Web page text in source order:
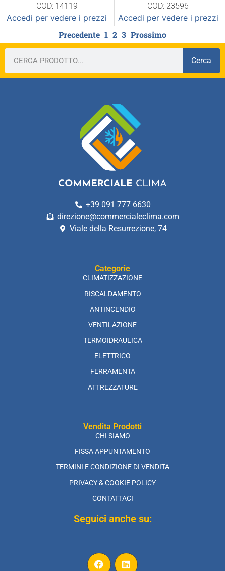
COD: 14119
Accedi per vedere i prezzi
COD: 23596
Accedi per vedere i prezzi
Precedente 1 2 3 Prossimo
Cerca
+39 091 777 6630
direzione@commercialeclima.com
Viale della Resurrezione, 74
Categorie
CLIMATIZZAZIONE
RISCALDAMENTO
ANTINCENDIO
VENTILAZIONE
TERMOIDRAULICA
ELETTRICO
FERRAMENTA
ATTREZZATURE
Vendita Prodotti
CHI SIAMO
FISSA APPUNTAMENTO
TERMINI E CONDIZIONE DI VENDITA
PRIVACY & COOKIE POLICY
CONTATTACI
Seguici anche su: